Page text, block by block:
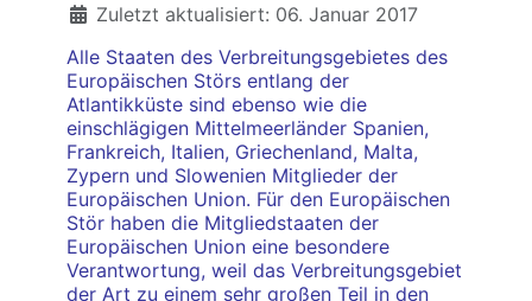
Zuletzt aktualisiert: 06. Januar 2017
Alle Staaten des Verbreitungsgebietes des
Europäischen Störs entlang der
Atlantikküste sind ebenso wie die
einschlägigen Mittelmeerländer Spanien,
Frankreich, Italien, Griechenland, Malta,
Zypern und Slowenien Mitglieder der
Europäischen Union. Für den Europäischen
Stör haben die Mitgliedstaaten der
Europäischen Union eine besondere
Verantwortung, weil das Verbreitungsgebiet
der Art zu einem sehr großen Teil in den